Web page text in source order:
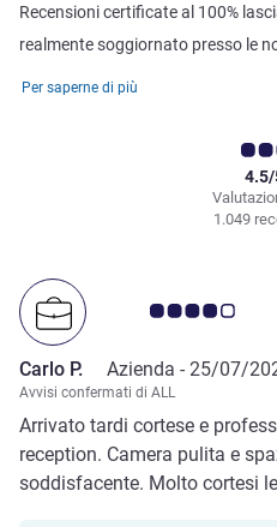
Recensioni certificate al 100%
realmente soggiornato presso le
Per saperne di più
1.049
Giudizio clienti 4.0/5
Carlo P. Azienda - 25/07/
Avvisi confermati di ALL
Arrivato tardi cortese e
reception. Camera pulita e
soddisfacente. Molto cortesi